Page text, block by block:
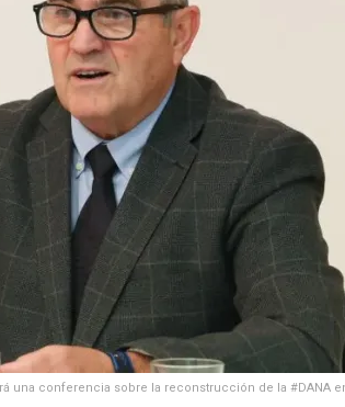
una conferencia sobre la reconstrucción de la #DANA